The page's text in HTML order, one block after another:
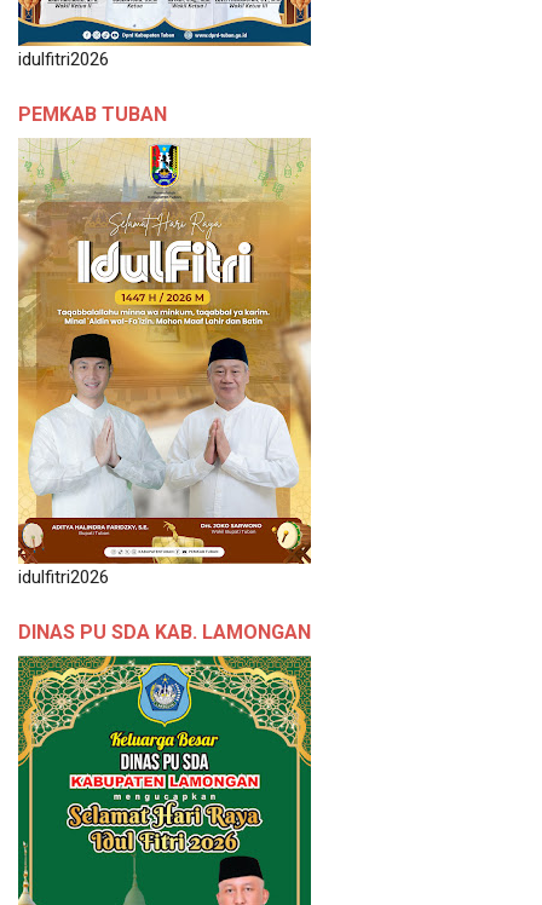
idulfitri2026
PEMKAB TUBAN
idulfitri2026
DINAS PU SDA KAB. LAMONGAN